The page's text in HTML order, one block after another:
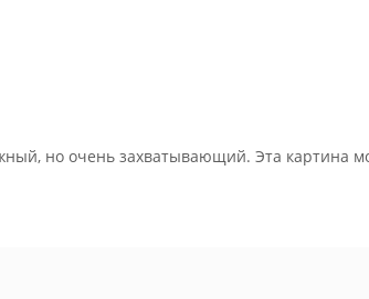
но очень захватывающий. Эта картина